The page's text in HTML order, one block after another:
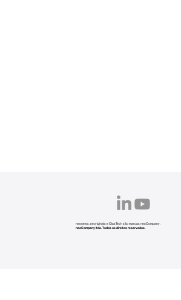
neonews, neoriginals e ClasTech são marcas neoCompany.
neoCompany ltda. Todos os direitos reservados.